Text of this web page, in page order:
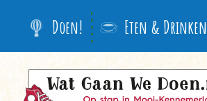
Doen! Eten & Drinken